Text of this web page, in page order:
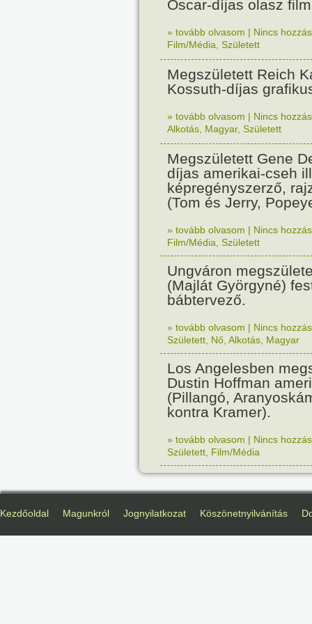
Oscar-díjas olasz
» tovább olvasom | Nincs
Film/Média Született
Megszületett Reich
Kossuth-díjas
» tovább olvasom | Nincs
Alkotás Magyar, Született
Megszületett Gene
díjas amerikai-cseh
képregényszerző,
(Tom és Jerry,
» tovább olvasom | Nincs
Film/Média Született
Ungváron
(Majlát Györgyné)
bábtervező.
» tovább olvasom | Nincs
Született Nő Alkotás Magyar
Los Angelesben
Dustin Hoffman
(Pillangó,
kontra Kramer).
» tovább olvasom | Nincs
Született Film/Média
Kezdőoldal Magunkról Jognyilatkozat Köszönetnyilvánítás